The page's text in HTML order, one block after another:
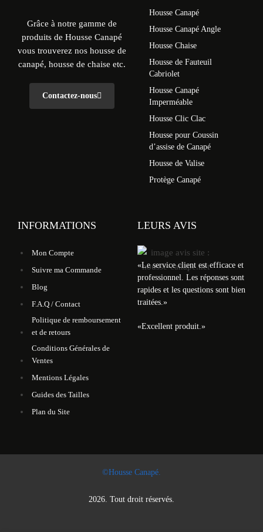
Grâce à notre gamme de
produits de Housse Canapé
vous trouverez nos housse de
canapé, housse de chaise etc.
Contactez-nous
Housse Canapé
Housse Canapé Angle
Housse Chaise
Housse de Fauteuil
Cabriolet
Housse Canapé
Imperméable
Housse Clic Clac
Housse pour Coussin
d’assise de Canapé
Housse de Valise
Protège Canapé
INFORMATIONS
Mon Compte
Suivre ma Commande
Blog
F.A.Q / Contact
Politique de remboursement
et de retours
Conditions Générales de
Ventes
Mentions Légales
Guides des Tailles
Plan du Site
LEURS AVIS
«Le service client est efficace et
professionnel. Les réponses sont
rapides et les questions sont bien
traitées. »
«Excellent produit. »
©Housse Canapé.
2026. Tout droit réservés.